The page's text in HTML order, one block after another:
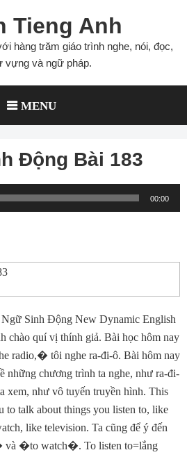
Tieng Anh
hàng trăm giáo trình nghe, nói, đọc,
vựng và ngữ pháp.
MENU
Động Bài 183
00:00
Sinh Ðộng New Dynamic English
chào quí vị thính giả. Bài học hôm nay
radio,� tôi nghe ra-đi-ô. Bài hôm nay
những chương trình ta nghe, như ra-đi-
xem, như vô tuyến truyền hình. This
to talk about things you listen to, like
like television. Ta cũng để ý đến
và �to watch�. To listen to=lắng